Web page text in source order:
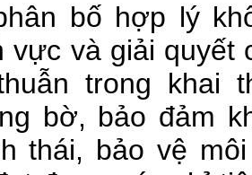
bố hợp lý
vực và giải quyết
trong khai
bờ, bảo đảm
thái, bảo vệ